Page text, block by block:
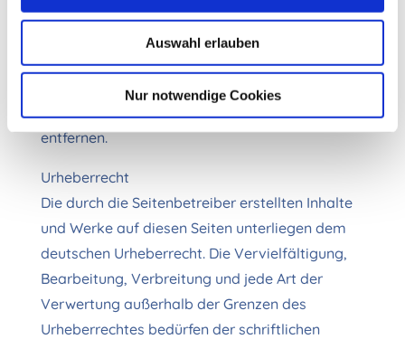
Auswahl erlauben
Nur notwendige Cookies
permanente inhaltliche Kontrolle der verlinkten
Seiten ist jedoch ohne konkrete Anhaltspunkte
einer Rechtsverletzung nicht zumutbar. Bei
Bekanntwerden von Rechtsverletzungen
werden wir derartige Links umgehend
entfernen.
Urheberrecht
Die durch die Seitenbetreiber erstellten Inhalte
und Werke auf diesen Seiten unterliegen dem
deutschen Urheberrecht. Die Vervielfältigung,
Bearbeitung, Verbreitung und jede Art der
Verwertung außerhalb der Grenzen des
Urheberrechtes bedürfen der schriftlichen